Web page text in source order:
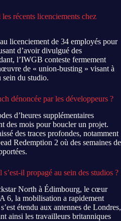
récents licenciements chez
licenciement de 34 employés pour
d’avoir divulgué des
l’IWGB conteste fermement
de « union-busting » visant à
sein du studio.
dénoncée par les développeurs ?
d’heures supplémentaires
des mois pour boucler un projet.
des traces profondes, notamment
Redemption 2 où des semaines de
il propagé au sein des studios ?
North à Édimbourg, le cœur
6, la mobilisation a rapidement
étendu aux antennes de Londres,
ainsi les travailleurs britanniques